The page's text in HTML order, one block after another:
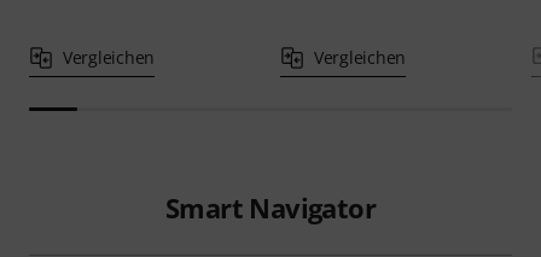
Vergleichen Vergleichen
Smart Navigator